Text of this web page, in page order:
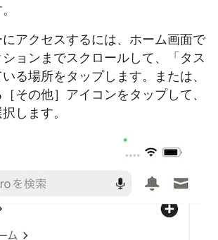
アクセスするには、ホーム画面で
ションまでスクロールして、「タス
る場所をタップします。または、
その他］アイコンをタップして、
します。